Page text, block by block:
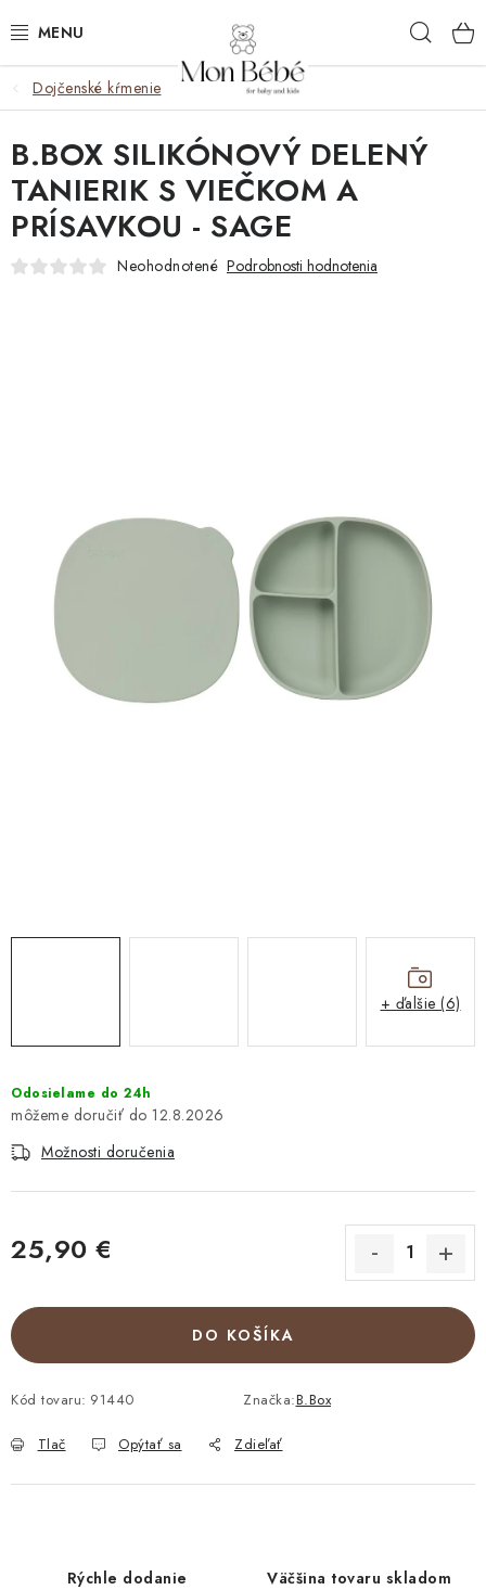
na
ZĽAVY
OBLEČENIE
VÝBAVA
STAROSTLIVOSŤ
Všeobecné obchodné podmienky
Podmienky ochrany osobných údajov a poučenie o cookies
Reklamačný formulár
Formulár na odstúpenie od zmluvy
Blog
Kontakty
Dojčenské kŕmenie
Odosielame do 24h
12.8.2026
Možnosti doručenia
25,90 €
DO KOŠÍKA
Kód tovaru: 91440 Značka:B.Box
Tlač Opýtať sa Zdieľať
B.BOX SILIKÓNOVÝ DELENÝ
TANIERIK S VIEČKOM A
PRÍSAVKOU - SAGE
Neohodnotené Podrobnosti hodnotenia
+ ďalšie (6)
Rýchle dodanie Väčšina tovaru skladom